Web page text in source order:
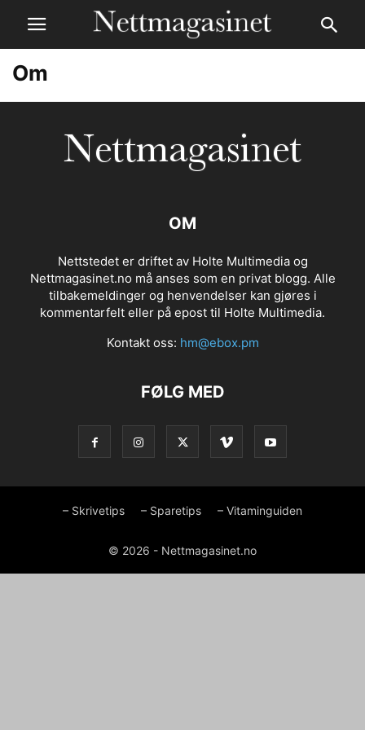
Om
OM
Nettstedet er driftet av Holte Multimedia og
Nettmagasinet.no må anses som en privat blogg. Alle
tilbakemeldinger og henvendelser kan gjøres i
kommentarfelt eller på epost til Holte Multimedia.
Kontakt oss: hm@ebox.pm
FØLG MED
– Skrivetips – Sparetips – Vitaminguiden
© 2026 - Nettmagasinet.no